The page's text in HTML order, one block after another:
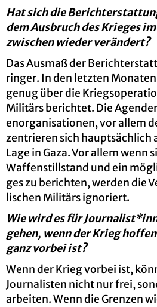
Hat sich die
dem Aus­bruch des Krie­ges
zwi­schen wie­der ver­än­dert?
Das Aus­maß der
rin­ger. In den letz­ten
genug über die
Mi­li­tärs be­rich­tet. Die
en­or­ga­ni­sa­tio­nen, vor allem
zen­trie­ren sich haupt­säch­lich
Lage in Gaza. Vor allem wenn
Waf­fen­still­stand und ein
ges zu be­rich­ten, wer­den die
li­schen Mi­li­tärs igno­riert.
Wie wird es für
ge­hen, wenn der Krieg
ganz vor­bei ist?
Wenn der Krieg vor­bei ist,
Jour­na­lis­ten nicht nur frei,
ar­bei­ten. Wenn die Gren­zen